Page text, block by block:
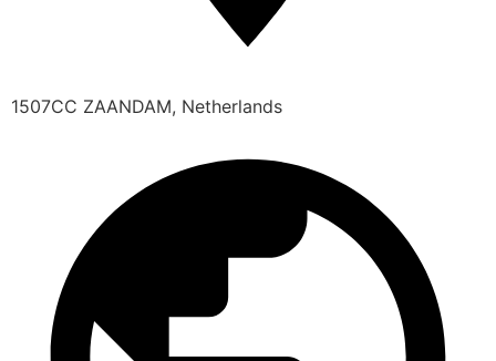
1507CC ZAANDAM, Netherlands